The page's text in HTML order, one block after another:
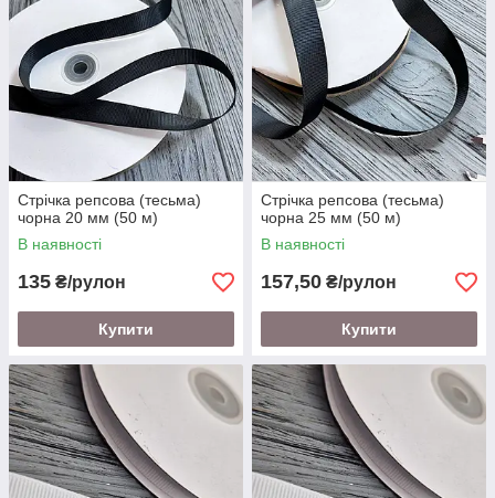
Стрічка репсова (тесьма)
чорна 20 мм (50 м)
В наявності
135 ₴/рулон
Купити
Стрічка репсова (тесьма)
чорна 25 мм (50 м)
В наявності
157,50 ₴/рулон
Купити